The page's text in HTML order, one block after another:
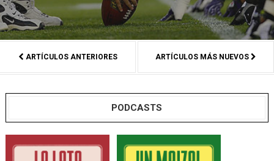
ARTÍCULOS ANTERIORES ARTÍCULOS MÁS NUEVOS
PODCASTS